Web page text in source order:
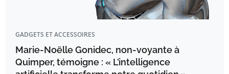
GADGETS ET ACCESSOIRES
Marie-Noëlle Gonidec, non-voyante à
Quimper, témoigne : « L’intelligence